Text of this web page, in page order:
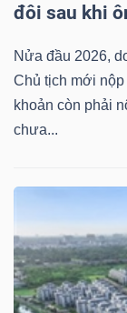
đôi sau khi
Nửa đầu 2026,
Chủ tịch mới
khoản còn phải
chưa...